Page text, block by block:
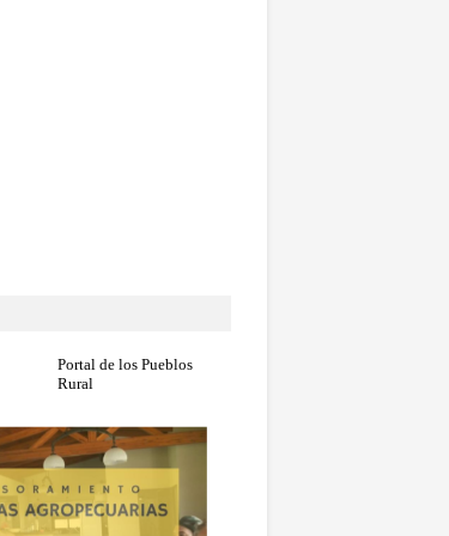
Portal de los Pueblos
Rural